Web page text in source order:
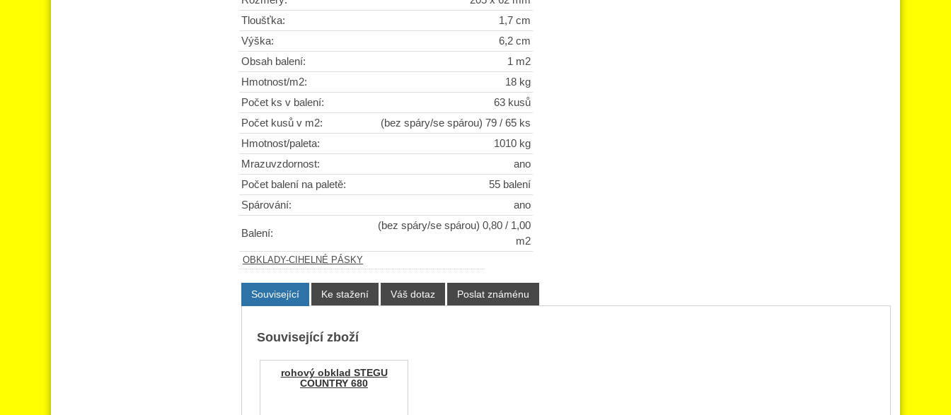
Tloušťka:
1,7 cm
Výška:
6,2 cm
Obsah balení:
1 m2
Hmotnost/m2:
18 kg
Počet ks v balení:
63 kusů
Počet kusů v m2:
(bez spáry/se spárou) 79 / 65 ks
Hmotnost/paleta:
1010 kg
Mrazuvzdornost:
ano
Počet balení na paletě:
55 balení
Spárování:
ano
Balení:
(bez spáry/se spárou) 0,80 / 1,00
m2
OBKLADY-CIHELNÉ PÁSKY
Související Ke stažení Váš dotaz Poslat známénu
Související zboží
rohový obklad STEGU
COUNTRY 680